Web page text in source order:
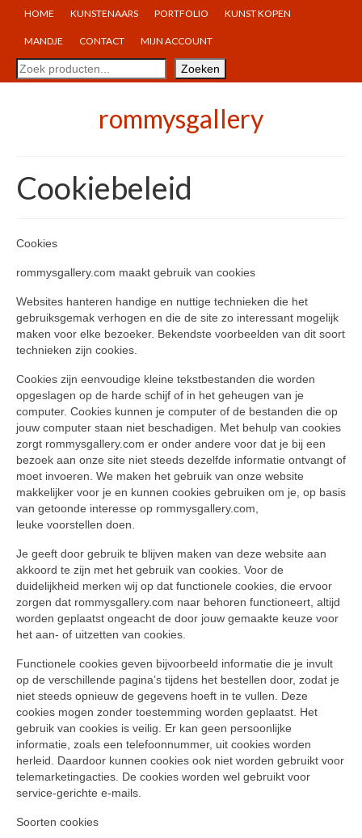
HOME KUNSTENAARS PORTFOLIO KUNST KOPEN
MANDJE CONTACT MIJN ACCOUNT
Zoeken Zoeken
rommysgallery
Cookiebeleid
Cookies
rommysgallery.com maakt gebruik van cookies
Websites hanteren handige en nuttige technieken die het
gebruiksgemak verhogen en die de site zo interessant mogelijk
maken voor elke bezoeker. Bekendste voorbeelden van dit soort
technieken zijn cookies.
Cookies zijn eenvoudige kleine tekstbestanden die worden
opgeslagen op de harde schijf of in het geheugen van je
computer. Cookies kunnen je computer of de bestanden die op
jouw computer staan niet beschadigen. Met behulp van cookies
zorgt rommysgallery.com er onder andere voor dat je bij een
bezoek aan onze site niet steeds dezelfde informatie ontvangt of
moet invoeren. We maken het gebruik van onze website
makkelijker voor je en kunnen cookies gebruiken om je, op basis
van getoonde interesse op rommysgallery.com,
leuke voorstellen doen.
Je geeft door gebruik te blijven maken van deze website aan
akkoord te zijn met het gebruik van cookies. Voor de
duidelijkheid merken wij op dat functionele cookies, die ervoor
zorgen dat rommysgallery.com naar behoren functioneert, altijd
worden geplaatst ongeacht de door jouw gemaakte keuze voor
het aan- of uitzetten van cookies.
Functionele cookies geven bijvoorbeeld informatie die je invult
op de verschillende pagina’s tijdens het bestellen door, zodat je
niet steeds opnieuw de gegevens hoeft in te vullen. Deze
cookies mogen zonder toestemming worden geplaatst. Het
gebruik van cookies is veilig. Er kan geen persoonlijke
informatie, zoals een telefoonnummer, uit cookies worden
herleid. Daardoor kunnen cookies ook niet worden gebruikt voor
telemarketingacties. De cookies worden wel gebruikt voor
service-gerichte e-mails.
Soorten cookies